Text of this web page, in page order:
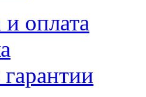
оплата